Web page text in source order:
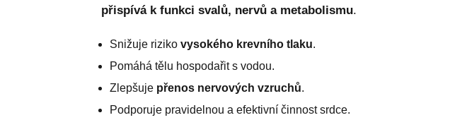
přispívá k funkci svalů, nervů a metabolismu.
Snižuje riziko vysokého krevního tlaku.
Pomáhá tělu hospodařit s vodou.
Zlepšuje přenos nervových vzruchů.
Podporuje pravidelnou a efektivní činnost srdce.